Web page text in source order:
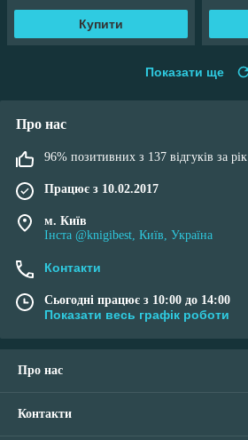
Купити
Показати ще
Про нас
96% позитивних з 137 відгуків за рік
Працює з 10.02.2017
м. Київ
Інста @knigibest, Київ, Україна
Контакти
Сьогодні працює з 10:00 до 14:00
Показати весь графік роботи
Про нас
Контакти